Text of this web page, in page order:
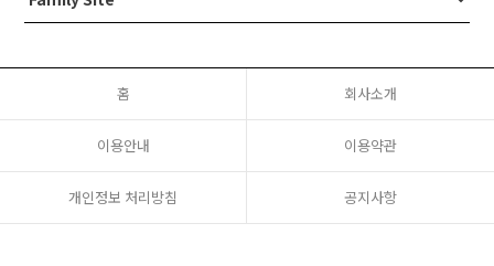
홈 회사소개
이용안내 이용약관
개인정보 처리방침 공지사항